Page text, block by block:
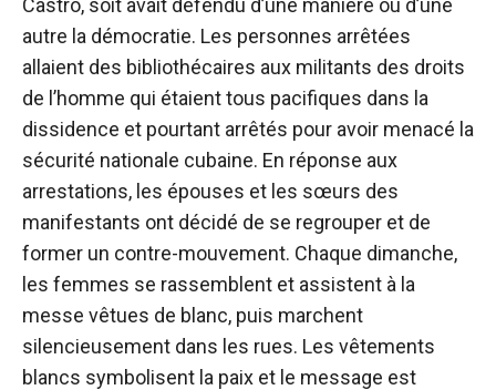
Castro, soit avait défendu d’une manière ou d’une
autre la démocratie. Les personnes arrêtées
allaient des bibliothécaires aux militants des droits
de l’homme qui étaient tous pacifiques dans la
dissidence et pourtant arrêtés pour avoir menacé la
sécurité nationale cubaine. En réponse aux
arrestations, les épouses et les sœurs des
manifestants ont décidé de se regrouper et de
former un contre-mouvement. Chaque dimanche,
les femmes se rassemblent et assistent à la
messe vêtues de blanc, puis marchent
silencieusement dans les rues. Les vêtements
blancs symbolisent la paix et le message est